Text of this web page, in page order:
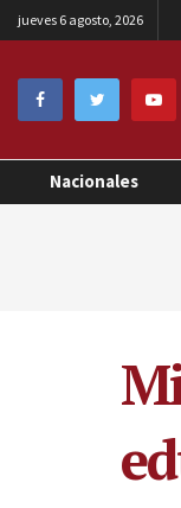
jueves 6 agosto, 2026
Nacionales